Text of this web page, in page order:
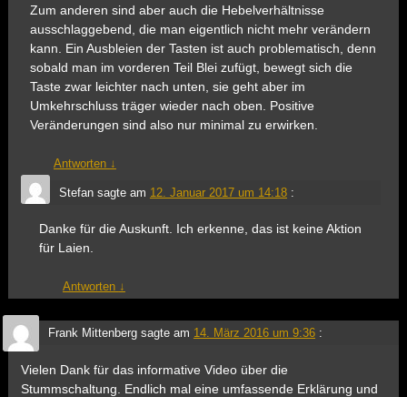
Zum anderen sind aber auch die Hebelverhältnisse
ausschlaggebend, die man eigentlich nicht mehr verändern
kann. Ein Ausbleien der Tasten ist auch problematisch, denn
sobald man im vorderen Teil Blei zufügt, bewegt sich die
Taste zwar leichter nach unten, sie geht aber im
Umkehrschluss träger wieder nach oben. Positive
Veränderungen sind also nur minimal zu erwirken.
Antworten ↓
Stefansagte am 12. Januar 2017 um 14:18 :
Danke für die Auskunft. Ich erkenne, das ist keine Aktion
für Laien.
Antworten ↓
Frank Mittenbergsagte am 14. März 2016 um 9:36 :
Vielen Dank für das informative Video über die
Stummschaltung. Endlich mal eine umfassende Erklärung und